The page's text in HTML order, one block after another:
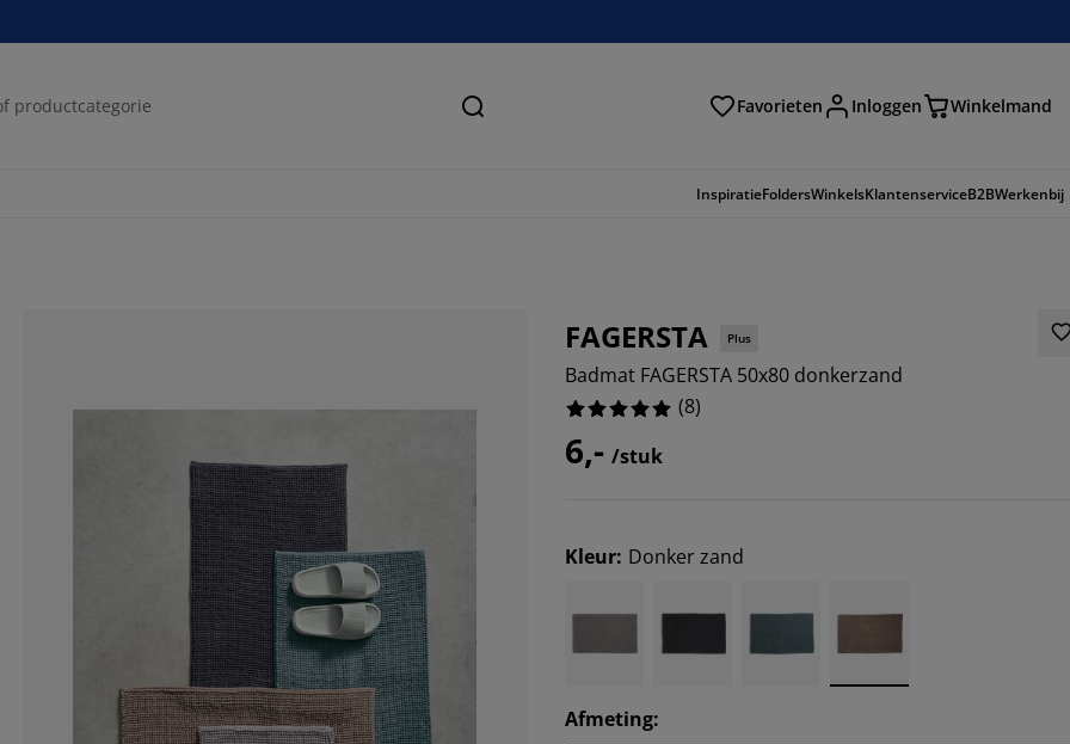
Zoeken Favorieten Inloggen Winkelmand
InspiratieFoldersWinkelsKlantenserviceB2BWerkenbij
FAGERSTA Plus
Badmat FAGERSTA 50x80 donkerzand
(8)
6,- /stuk
Kleur: Donker zand
Afmeting: